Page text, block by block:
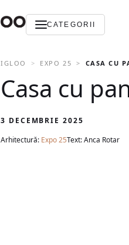
CATEGORII
IGLOO EXPO 25 CASA CU
Casa cu
3 DECEMBRIE 2025
Arhitectură: Expo 25Text: Anca Rotar